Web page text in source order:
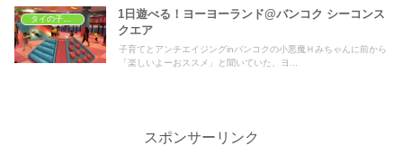
1日遊べる！ヨーヨーランド@バンコク シーコンス
クエア
子育てとアンチエイジングinバンコクの小悪魔Ｈみちゃんに前から
「楽しいよーおススメ」と聞いていた、ヨ...
スポンサーリンク